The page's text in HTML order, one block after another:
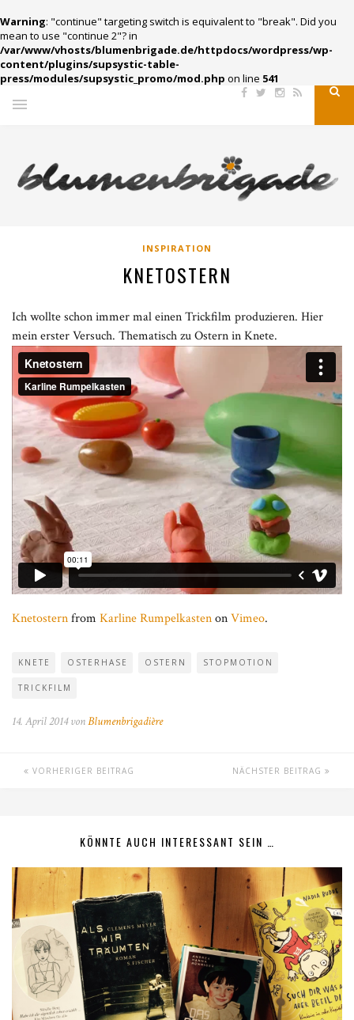
Warning: "continue" targeting switch is equivalent to "break". Did you
mean to use "continue 2"? in
/var/www/vhosts/blumenbrigade.de/httpdocs/wordpress/wp-
content/plugins/supsystic-table-
press/modules/supsystic_promo/mod.php on line 541
INSPIRATION
KNETOSTERN
Ich wollte schon immer mal einen Trickfilm produzieren. Hier
mein erster Versuch. Thematisch zu Ostern in Knete.
Knetosternfrom Karline RumpelkastenonVimeo.
KNETE OSTERHASE OSTERN STOPMOTION
TRICKFILM
14. April 2014 vonBlumenbrigadière
VORHERIGER BEITRAG NÄCHSTER BEITRAG
KÖNNTE AUCH INTERESSANT SEIN …